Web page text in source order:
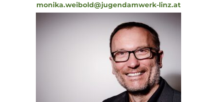
monika.weibold@jugendamwerk-linz.at